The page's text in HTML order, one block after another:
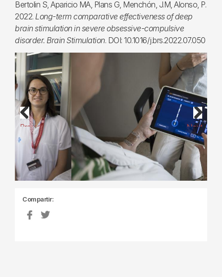
Bertolin S, Aparicio MA, Plans G, Menchón, J.M, Alonso, P.
2022. Long-term comparative effectiveness of deep
brain stimulation in severe obsessive-compulsive
disorder. Brain Stimulation. DOI: 10.1016/j.brs.2022.07.050
Previous Next
Compartir: